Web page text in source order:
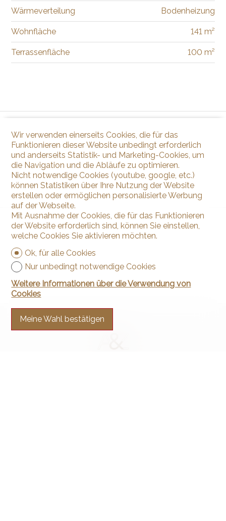
Wärmeverteilung Bodenheizung
Wohnfläche 141 m²
Terrassenfläche 100 m²
Wir verwenden einerseits Cookies, die für das
Funktionieren dieser Website unbedingt erforderlich
und anderseits Statistik- und Marketing-Cookies, um
die Navigation und die Abläufe zu optimieren.
Nicht notwendige Cookies (youtube, google, etc.)
können Statistiken über Ihre Nutzung der Website
erstellen oder ermöglichen personalisierte Werbung
auf der Webseite.
Mit Ausnahme der Cookies, die für das Funktionieren
der Website erforderlich sind, können Sie einstellen,
welche Cookies Sie aktivieren möchten.
Ok, für alle Cookies
Nur unbedingt notwendige Cookies
Weitere Informationen über die Verwendung von
Cookies
Meine Wahl bestätigen